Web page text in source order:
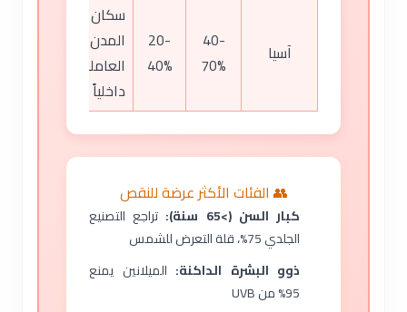
آسيا
40-
70%
20-
40%
سكان
المدن،
العاملون
داخلياً
👥 الفئات الأكثر عرضة للنقص
كبار السن (>65 سنة):
تراجع التصنيع
الجلدي 75%، قلة التعرض للشمس
ذوو البشرة الداكنة: الميلانين يمنع
95% من UVB